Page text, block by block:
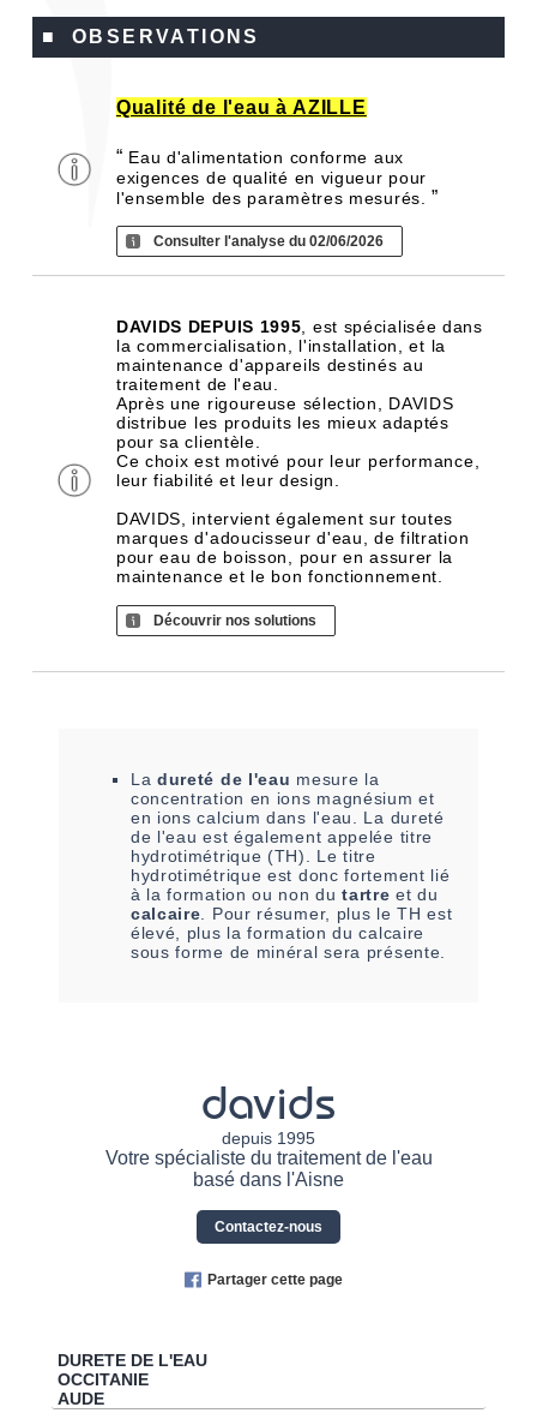
■ OBSERVATIONS
Qualité de l'eau à AZILLE
“ Eau d'alimentation conforme aux
exigences de qualité en vigueur pour
l'ensemble des paramètres mesurés.”
Consulter l'analyse du 02/06/2026
DAVIDS DEPUIS 1995 , est spécialisée dans
la commercialisation, l'installation, et la
maintenance d'appareils destinés au
traitement de l'eau.
Après une rigoureuse sélection, DAVIDS
distribue les produits les mieux adaptés
pour sa clientèle.
Ce choix est motivé pour leur performance,
leur fiabilité et leur design.
DAVIDS, intervient également sur toutes
marques d'adoucisseur d'eau, de filtration
pour eau de boisson, pour en assurer la
maintenance et le bon fonctionnement.
Découvrir nos solutions
La dureté de l'eau mesure la
concentration en ions magnésium et
en ions calcium dans l'eau. La dureté
de l'eau est également appelée titre
hydrotimétrique (TH). Le titre
hydrotimétrique est donc fortement lié
à la formation ou non dutartre et du
calcaire . Pour résumer, plus le TH est
élevé, plus la formation du calcaire
sous forme de minéral sera présente.
davids
depuis 1995
Votre spécialiste du traitement de l'eau
basé dans l'Aisne
Contactez-nous
Partager cette page
DURETE DE L'EAU
OCCITANIE
AUDE